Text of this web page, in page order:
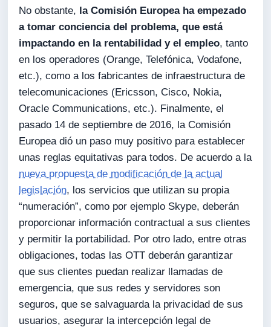
No obstante, la Comisión Europea ha empezado
a tomar conciencia del problema, que está
impactando en la rentabilidad y el empleo, tanto
en los operadores (Orange, Telefónica, Vodafone,
etc.), como a los fabricantes de infraestructura de
telecomunicaciones (Ericsson, Cisco, Nokia,
Oracle Communications, etc.). Finalmente, el
pasado 14 de septiembre de 2016, la Comisión
Europea dió un paso muy positivo para establecer
unas reglas equitativas para todos. De acuerdo a la
nueva propuesta de modificación de la actual
legislación, los servicios que utilizan su propia
“numeración”, como por ejemplo Skype, deberán
proporcionar información contractual a sus clientes
y permitir la portabilidad. Por otro lado, entre otras
obligaciones, todas las OTT deberán garantizar
que sus clientes puedan realizar llamadas de
emergencia, que sus redes y servidores son
seguros, que se salvaguarda la privacidad de sus
usuarios, asegurar la intercepción legal de